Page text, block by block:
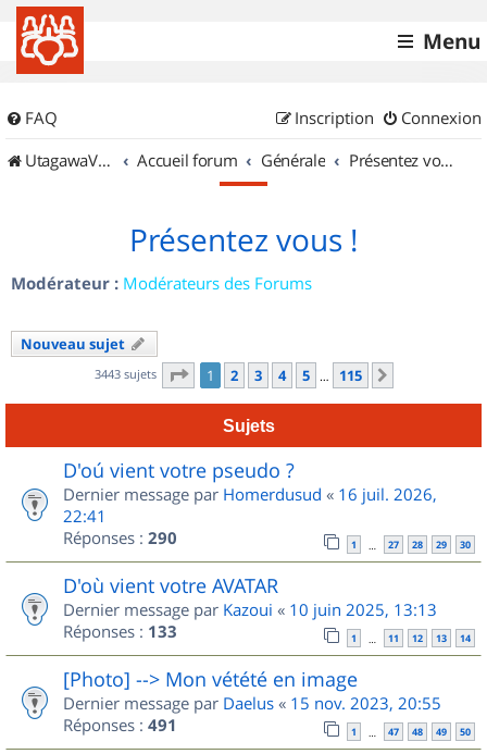
Menu
FAQ Connexion
Inscription
UtagawaVTT (Randos VTT et VTTAE avec traces GPS)
Accueil forum Générale Présentez vous !
Présentez vous !
Modérateur : Modérateurs des Forums
Nouveau sujet
3443 sujets Page 1sur 115
1 2 3 4 5 … 115
Sujets
D'oú vient votre pseudo ?
Dernier message par Homerdusud « 16 juil. 2026,
22:41
Réponses : 290 1 … 27 28 29 30
D'où vient votre AVATAR
Dernier message par Kazoui « 10 juin 2025, 13:13
Réponses : 133 1 … 11 12 13 14
[Photo] --> Mon vétété en image
Dernier message par Daelus « 15 nov. 2023, 20:55
Réponses : 491 1 … 47 48 49 50